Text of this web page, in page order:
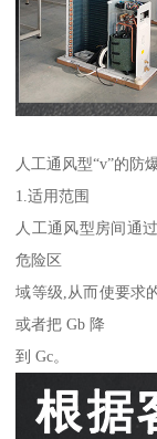
人工通风型“v”的防
1.适用范围
人工通风型房间通
危险区
域等级,从而使要求
或者把 Gb 降
到 Gc。